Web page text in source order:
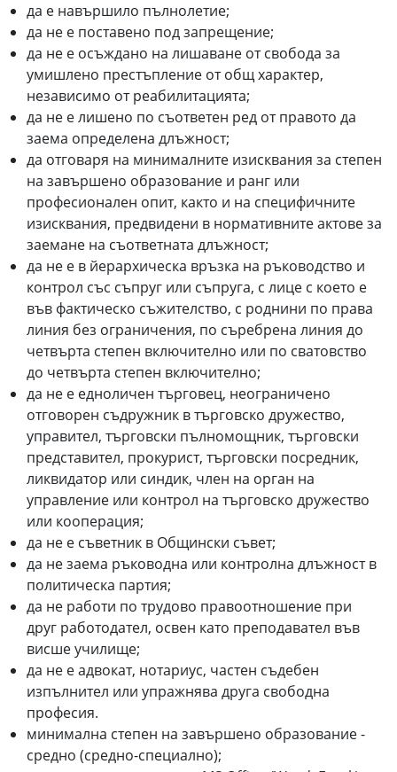
да е навършило пълнолетие;
да не е поставено под запрещение;
да не е осъждано на лишаване от свобода за
умишлено престъпление от общ характер,
независимо от реабилитацията;
да не е лишено по съответен ред от правото да
заема определена длъжност;
да отговаря на минималните изисквания за степен
на завършено образование и ранг или
професионален опит, както и на специфичните
изисквания, предвидени в нормативните актове за
заемане на съответната длъжност;
да не е в йерархическа връзка на ръководство и
контрол със съпруг или съпруга, с лице с което е
във фактическо съжителство, с роднини по права
линия без ограничения, по съребрена линия до
четвърта степен включително или по сватовство
до четвърта степен включително;
да не е едноличен търговец, неограничено
отговорен съдружник в търговско дружество,
управител, търговски пълномощник, търговски
представител, прокурист, търговски посредник,
ликвидатор или синдик, член на орган на
управление или контрол на търговско дружество
или кооперация;
да не е съветник в Общински съвет;
да не заема ръководна или контролна длъжност в
политическа партия;
да не работи по трудово правоотношение при
друг работодател, освен като преподавател във
висше училище;
да не е адвокат, нотариус, частен съдебен
изпълнител или упражнява друга свободна
професия.
минимална степен на завършено образование -
средно (средно-специално);